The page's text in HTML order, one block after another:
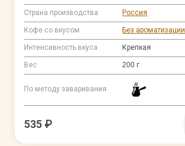
Страна производства Россия
Кофе со вкусом Без ароматизации
Интенсивность вкуса Крепкая
Вес 200 г
По методу заваривания
535 ₽